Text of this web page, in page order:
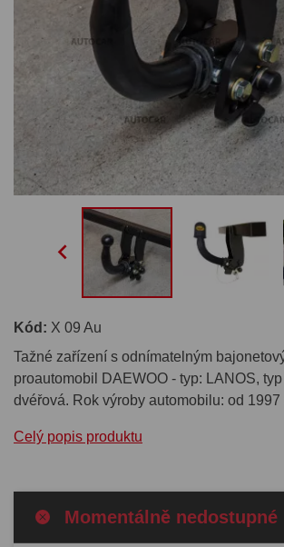

Kód: X 09 Au
Tažné zařízení s odnímatelným
proautomobil DAEWOO - typ: LANOS,
dvéřová. Rok výroby automobilu: od 1997
Celý popis produktu
Momentálně nedostupné